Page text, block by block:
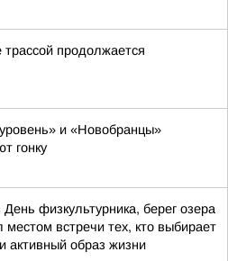
трассой продолжается
и «Новобранцы»
гонку
физкультурника, берег озера
местом встречи тех, кто выбирает
активный образ жизни